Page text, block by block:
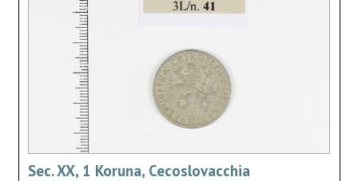
Sec. XX, 1 Koruna, Cecoslovacchia